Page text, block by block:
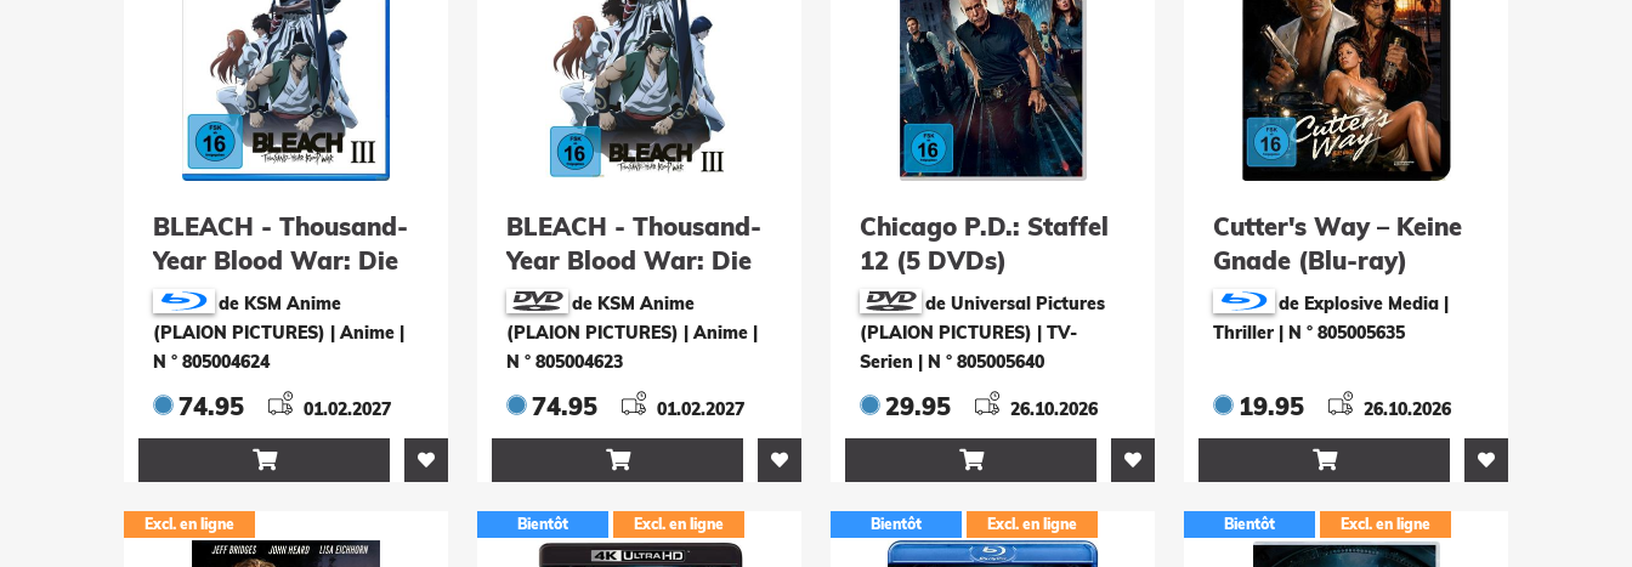
BLEACH - Thousand-
Year Blood War: Die
komplette dritte
Staffel (2 Blu-rays)
de KSM Anime
(PLAION PICTURES) | Anime |
N ° 805004624
74.95 01.02.2027

BLEACH - Thousand-
Year Blood War: Die
komplette dritte
Staffel (2 DVDs)
de KSM Anime
(PLAION PICTURES) | Anime |
N ° 805004623
74.95 01.02.2027

Chicago P.D.: Staffel
12 (5 DVDs)
de Universal Pictures
(PLAION PICTURES) | TV-
Serien | N ° 805005640
29.95 26.10.2026

Cutter's Way – Keine
Gnade (Blu-ray)
de Explosive Media |
Thriller | N ° 805005635
19.95 26.10.2026

Excl. en ligne Bientôt Excl. en ligne Bientôt Excl. en ligne Bientôt Excl. en ligne